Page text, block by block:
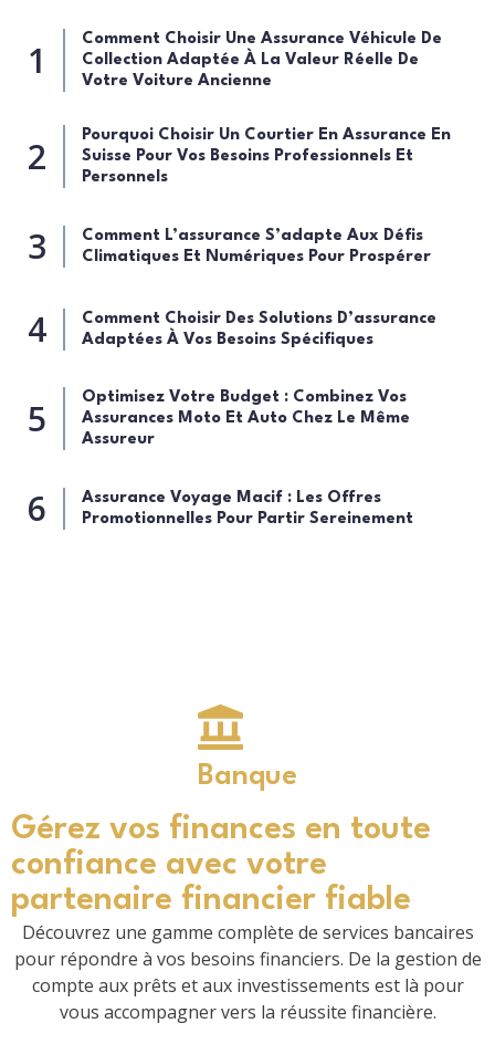
Comment Choisir Une Assurance Véhicule De
Collection Adaptée À La Valeur Réelle De
Votre Voiture Ancienne
Pourquoi Choisir Un Courtier En Assurance En
Suisse Pour Vos Besoins Professionnels Et
Personnels
Comment L’assurance S’adapte Aux Défis
Climatiques Et Numériques Pour Prospérer
Comment Choisir Des Solutions D’assurance
Adaptées À Vos Besoins Spécifiques
Optimisez Votre Budget : Combinez Vos
Assurances Moto Et Auto Chez Le Même
Assureur
Assurance Voyage Macif : Les Offres
Promotionnelles Pour Partir Sereinement
Banque
Gérez vos finances en toute
confiance avec votre
partenaire financier fiable
Découvrez une gamme complète de services bancaires
pour répondre à vos besoins financiers. De la gestion de
compte aux prêts et aux investissements est là pour
vous accompagner vers la réussite financière.